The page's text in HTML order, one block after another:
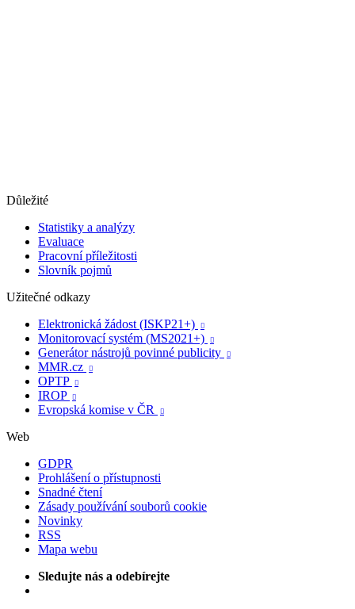
Důležité
Statistiky a analýzy
Evaluace
Pracovní příležitosti
Slovník pojmů
Užitečné odkazy
Elektronická žádost (ISKP21+)

Monitorovací systém (MS2021+) 
Generátor nástrojů povinné publicity 
MMR.cz 
OPTP 
IROP 
Evropská komise v ČR 
Web
GDPR
Prohlášení o přístupnosti
Snadné čtení
Zásady používání souborů cookie
Novinky
RSS
Mapa webu
Sledujte nás a odebírejte